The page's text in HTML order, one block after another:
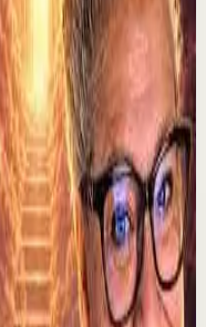
| Alex Pro
César Lozano
puede ser tan
idea. Alex Pro revela
s...